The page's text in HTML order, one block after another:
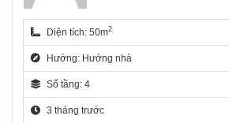
Diện tích: 50m2
Hướng: Hướng nhà
Số tầng: 4
3 tháng trước